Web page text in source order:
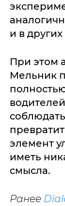
и в
При этом
Мельник
элемент
иметь
смысла.
Ранее